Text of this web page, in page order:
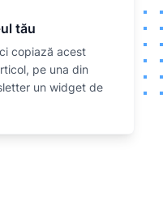
tău
copiază acest
pe una din
un widget de